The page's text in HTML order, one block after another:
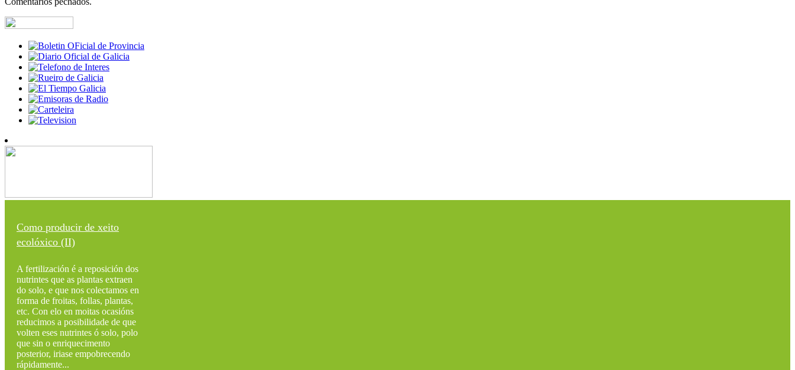
Como producir de xeito
ecolóxico (II)
A fertilización é a reposición dos
nutrintes que as plantas extraen
do solo, e que nos colectamos en
forma de froitas, follas, plantas,
etc. Con elo en moitas ocasións
reducimos a posibilidade de que
volten eses nutrintes ó solo, polo
que sin o enriquecimento
posterior, iriase empobrecendo
rápidamente...